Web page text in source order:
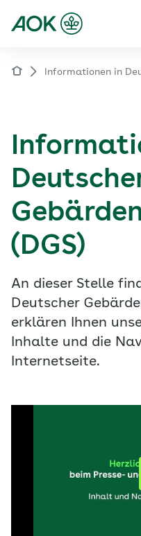
Informationen in
(DGS)
An dieser Stelle
Deutscher
erklären Ihnen
Inhalte und die
Internetseite.